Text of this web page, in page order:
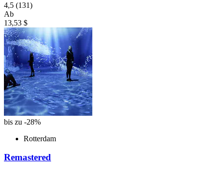
4,5 (131)
Ab
13,53 $
bis zu -28%
Rotterdam
Remastered